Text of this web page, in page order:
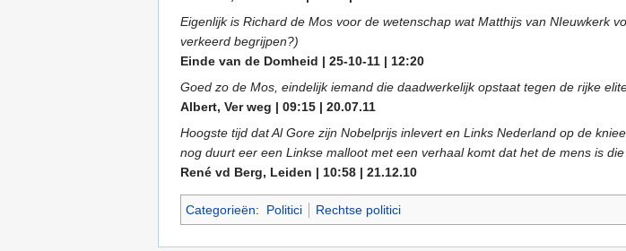
Eigenlijk is Richard de Mos voor de wetenschap wat Matthijs van NIeuwkerk
verkeerd begrijpen?)
Einde van de Domheid | 25-10-11 | 12:20
Goed zo de Mos, eindelijk iemand die daadwerkelijk opstaat tegen de rijke
Albert, Ver weg | 09:15 | 20.07.11
Hoogste tijd dat Al Gore zijn Nobelprijs inlevert en Links Nederland op de
nog duurt eer een Linkse malloot met een verhaal komt dat het de mens is
René vd Berg, Leiden | 10:58 | 21.12.10
Categorieën: Politici Rechtse politici